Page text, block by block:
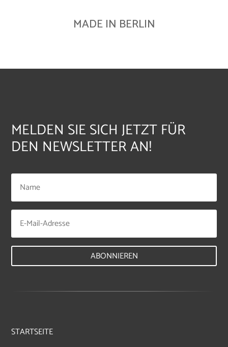
MADE IN BERLIN
MELDEN SIE SICH JETZT FÜR
DEN NEWSLETTER AN!
ABONNIEREN
STARTSEITE